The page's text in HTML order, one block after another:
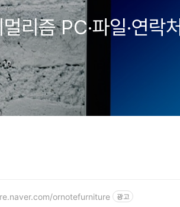
리즘 PC·파일·연락처
ornotefurniture 광고